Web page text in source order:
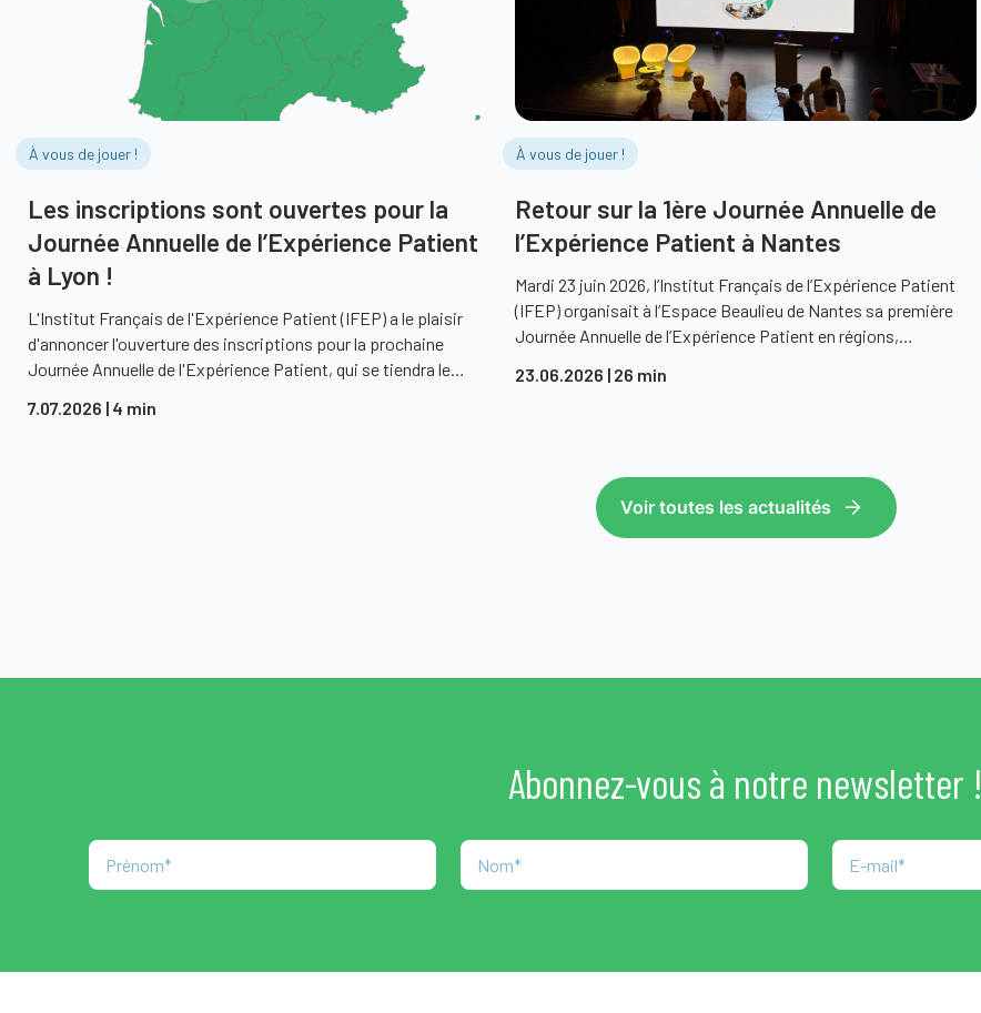
À vous de jouer !
Les inscriptions sont ouvertes pour la
Journée Annuelle de l’Expérience Patient
à Lyon !
L'Institut Français de l'Expérience Patient (IFEP) a le plaisir
d'annoncer l'ouverture des inscriptions pour la prochaine
Journée Annuelle de l'Expérience Patient, qui se tiendra le…
7.07.2026 | 4 min
À vous de jouer !
Retour sur la 1ère Journée Annuelle de
l’Expérience Patient à Nantes
Mardi 23 juin 2026, l’Institut Français de l’Expérience Patient
(IFEP) organisait à l’Espace Beaulieu de Nantes sa première
Journée Annuelle de l’Expérience Patient en régions,…
23.06.2026 | 26 min
Voir toutes les actualités
Abonnez-vous à notre newsletter !